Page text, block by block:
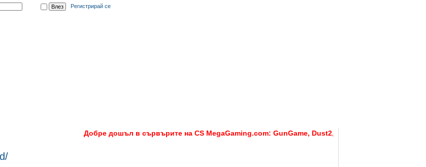
Регистрирай се
Добре дошъл в сървърите на CS MegaGaming.com: GunGame, Dust2, CS:GO Remake [Multi-